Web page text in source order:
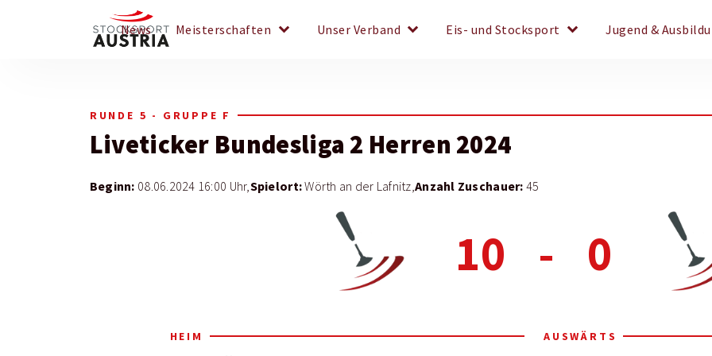
News Meisterschaften keyboard_arrow_down Unser Verband keyboard_arrow_down Eis- und Stocksport keyboard_arrow_down Jugend &
RUNDE 5 - GRUPPE F
Liveticker Bundesliga 2 Herren 2024
Beginn: 08.06.2024 16:00 Uhr,Spielort:Wörth an der Lafnitz,Anzahl Zuschauer: 45
10 - 0
HEIM AUSWÄRTS